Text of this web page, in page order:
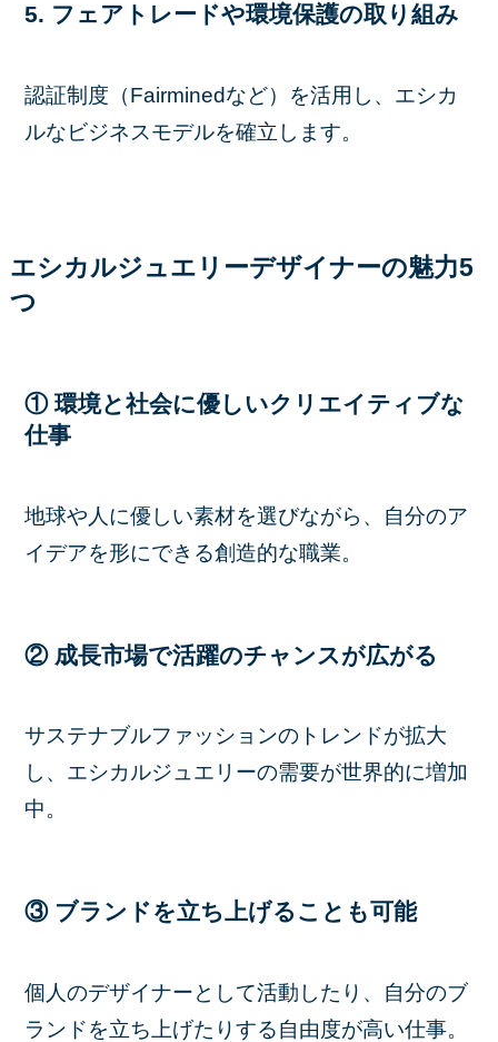
5. フェアトレードや環境保護の取り組み
認証制度（Fairminedなど）を活用し、エシカ
ルなビジネスモデルを確立します。
エシカルジュエリーデザイナーの魅力5
つ
① 環境と社会に優しいクリエイティブな
仕事
地球や人に優しい素材を選びながら、自分のア
イデアを形にできる創造的な職業。
② 成長市場で活躍のチャンスが広がる
サステナブルファッションのトレンドが拡大
し、エシカルジュエリーの需要が世界的に増加
中。
③ ブランドを立ち上げることも可能
個人のデザイナーとして活動したり、自分のブ
ランドを立ち上げたりする自由度が高い仕事。